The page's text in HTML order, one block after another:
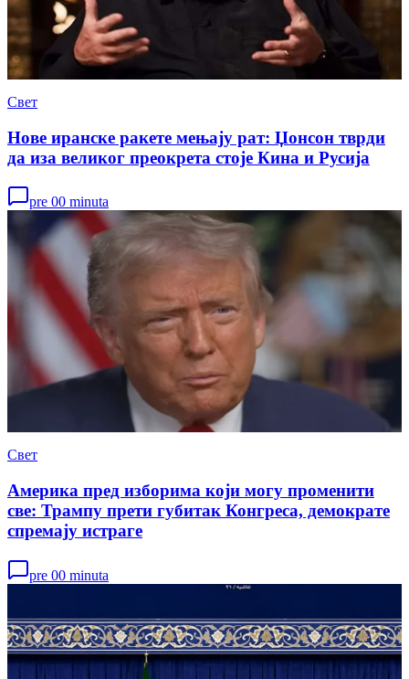
Свет
Нове иранске ракете мењају рат: Џонсон тврди
да иза великог преокрета стоје Кина и Русија
pre 00 minuta
Свет
Америка пред изборима који могу променити
све: Трампу прети губитак Конгреса, демократе
спремају истраге
pre 00 minuta